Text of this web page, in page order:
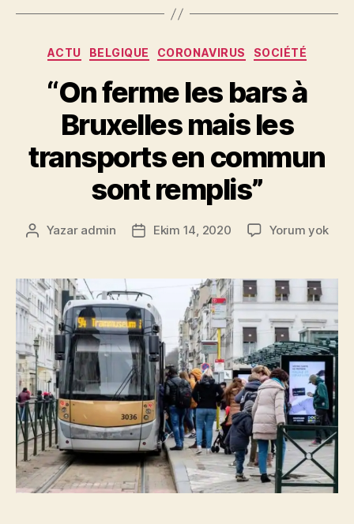
Kategoriler
ACTU BELGIQUE CORONAVIRUS SOCIÉTÉ
“On ferme les bars à
Bruxelles mais les
transports en commun
sont remplis”
Yazının
Yazar admin
YazıEkim 14, 2020 Yorum yok“On
bars
mais
les
en
sont